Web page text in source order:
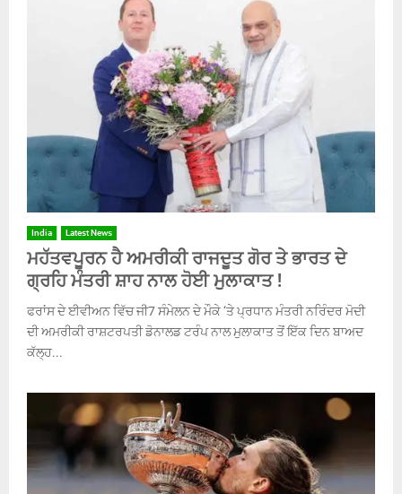
India Latest News
ਮਹੱਤਵਪੂਰਨ ਹੈ ਅਮਰੀਕੀ ਰਾਜਦੂਤ ਗੋਰ ਤੇ ਭਾਰਤ ਦੇ
ਗ੍ਰਹਿ ਮੰਤਰੀ ਸ਼ਾਹ ਨਾਲ ਹੋਈ ਮੁਲਾਕਾਤ !
ਫਰਾਂਸ ਦੇ ਈਵੀਅਨ ਵਿੱਚ ਜੀ7 ਸੰਮੇਲਨ ਦੇ ਮੌਕੇ ‘ਤੇ ਪ੍ਰਧਾਨ ਮੰਤਰੀ ਨਰਿੰਦਰ ਮੋਦੀ
ਦੀ ਅਮਰੀਕੀ ਰਾਸ਼ਟਰਪਤੀ ਡੋਨਾਲਡ ਟਰੰਪ ਨਾਲ ਮੁਲਾਕਾਤ ਤੋਂ ਇੱਕ ਦਿਨ ਬਾਅਦ
ਕੱਲ੍ਹ...